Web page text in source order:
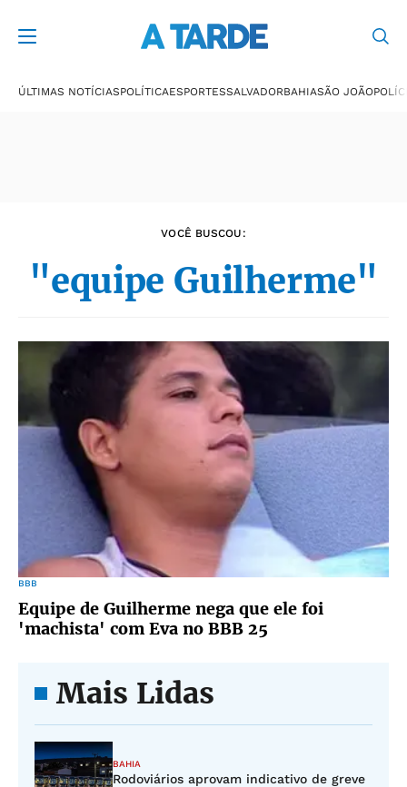
ÚLTIMAS NOTÍCIASPOLÍTICAESPORTESSALVADORBAHIASÃO JOÃO
VOCÊ BUSCOU:
"equipe Guilherme"
BBB
Equipe de Guilherme nega que ele foi
'machista' com Eva no BBB 25
Mais Lidas
BAHIA
Rodoviários aprovam indicativo de greve